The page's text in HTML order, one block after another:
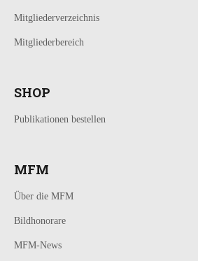
Mitgliederverzeichnis
Mitgliederbereich
SHOP
Publikationen bestellen
MFM
Über die MFM
Bildhonorare
MFM-News